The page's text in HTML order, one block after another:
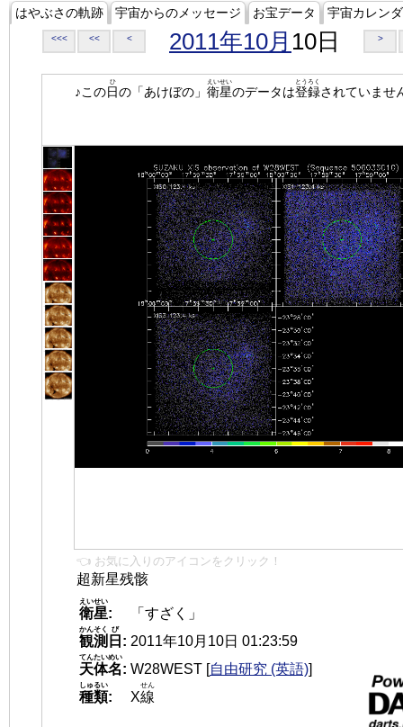
はやぶさの軌跡 宇宙からのメッセージ お宝データ 宇宙カレン
<<< << < 2011年10月 10日 >
♪この日
ひ
の「あけぼの」 衛星
えいせい
のデータは登録
とうろく
されていませ
👈 お気に入りのアイコンをクリック！
超新星残骸
衛星
えいせい
:
「すざく」
観測
かんそく
日
び
: 2011年10月10日 01:23:59
天体名
てんたいめい
: W28WEST [自由研究 (英語)]
種類
しゅるい
: X線
せん